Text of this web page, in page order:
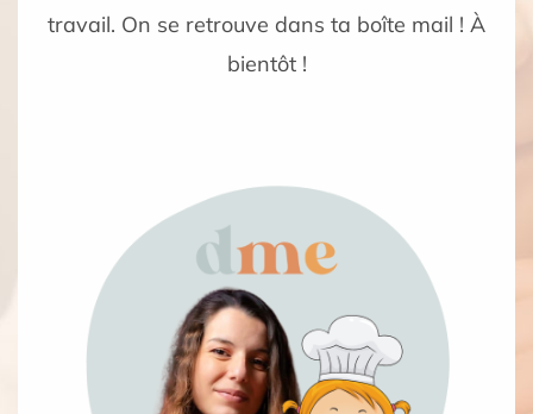
travail. On se retrouve dans ta boîte mail ! À
bientôt !